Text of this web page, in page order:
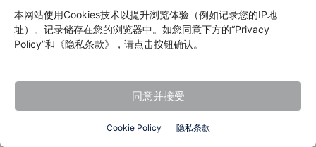
本网站使用Cookies技术以提升浏览体验（例如记录您的IP地
址）。记录储存在您的浏览器中。如您同意下方的“Privacy
Policy”和《隐私条款》，请点击按钮确认。
同意并接受
Cookie Policy 隐私条款
©